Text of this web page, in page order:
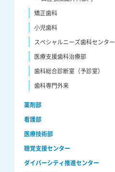
矯正歯科
小児歯科
スペシャルニーズ歯科センター
医療支援歯科治療部
歯科総合診断室（予診室）
歯科専門外来
薬剤部
看護部
医療技術部
聴覚支援センター
ダイバーシティ推進センター